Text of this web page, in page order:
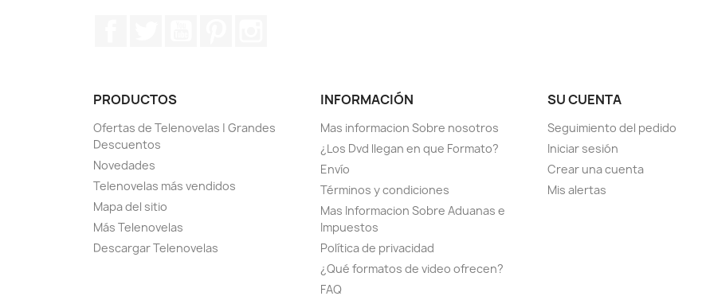
PRODUCTOS
Ofertas de Telenovelas | Grandes
Descuentos
Novedades
Telenovelas más vendidos
Mapa del sitio
Más Telenovelas
Descargar Telenovelas
INFORMACIÓN
Mas informacion Sobre nosotros
¿Los Dvd llegan en que Formato?
Envío
Términos y condiciones
Mas Informacion Sobre Aduanas e
Impuestos
Política de privacidad
¿Qué formatos de video ofrecen?
FAQ
SU CUENTA
Seguimiento del pedido
Iniciar sesión
Crear una cuenta
Mis alertas